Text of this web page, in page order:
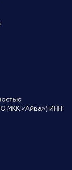
МКК «Айва») ИНН